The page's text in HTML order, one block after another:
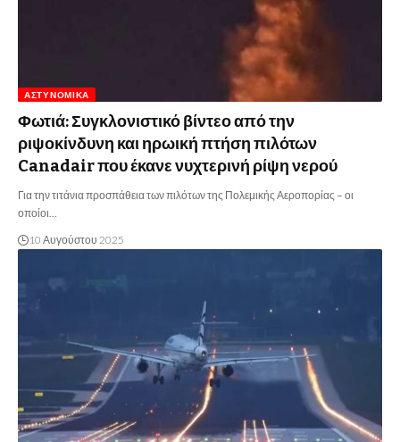
ΑΣΤΥΝΟΜΙΚΆ
Φωτιά: Συγκλονιστικό βίντεο από την
ριψοκίνδυνη και ηρωική πτήση πιλότων
Canadair που έκανε νυχτερινή ρίψη νερού
Για την τιτάνια προσπάθεια των πιλότων της Πολεμικής Αεροπορίας – οι
οποίοι…
10 Αυγούστου 2025